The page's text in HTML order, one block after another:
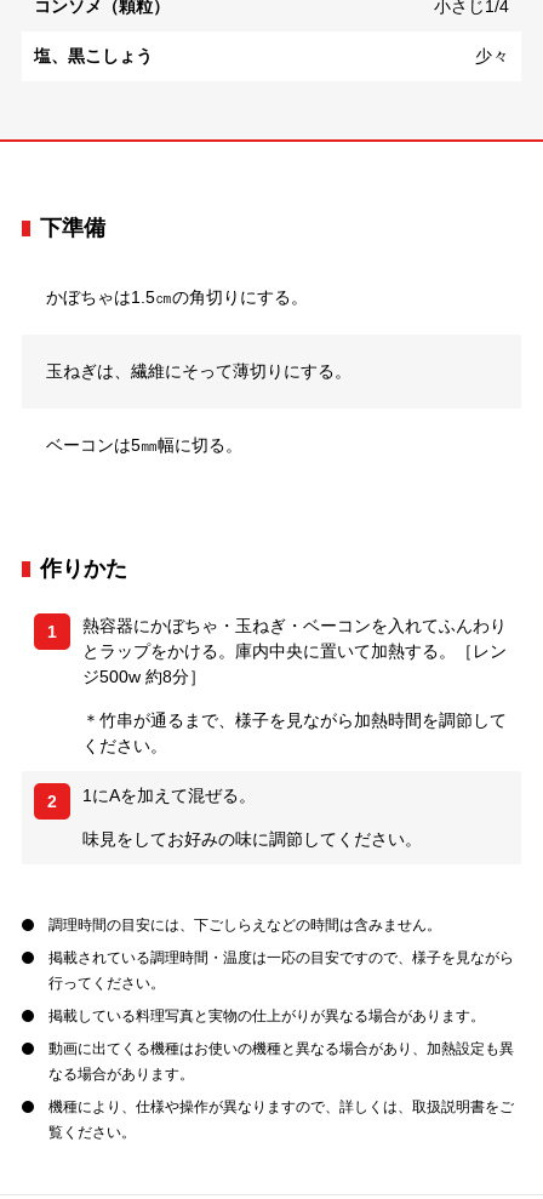
コンソメ（顆粒） 小さじ1/4
塩、黒こしょう 少々
下準備
かぼちゃは1.5㎝の角切りにする。
玉ねぎは、繊維にそって薄切りにする。
ベーコンは5㎜幅に切る。
作りかた
1
熱容器にかぼちゃ・玉ねぎ・ベーコンを入れてふんわり
とラップをかける。庫内中央に置いて加熱する。［レン
ジ500w 約8分］
＊竹串が通るまで、様子を見ながら加熱時間を調節して
ください。
2 1にAを加えて混ぜる。
味見をしてお好みの味に調節してください。
調理時間の目安には、下ごしらえなどの時間は含みません。
掲載されている調理時間・温度は一応の目安ですので、様子を見ながら
行ってください。
掲載している料理写真と実物の仕上がりが異なる場合があります。
動画に出てくる機種はお使いの機種と異なる場合があり、加熱設定も異
なる場合があります。
機種により、仕様や操作が異なりますので、詳しくは、取扱説明書をご
覧ください。